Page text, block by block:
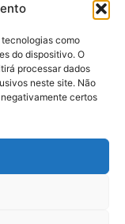
como
do dispositivo. O
processar dados
neste site. Não
certos
(Whatsapp)
Carlos
- AL - CEP:
Todos os